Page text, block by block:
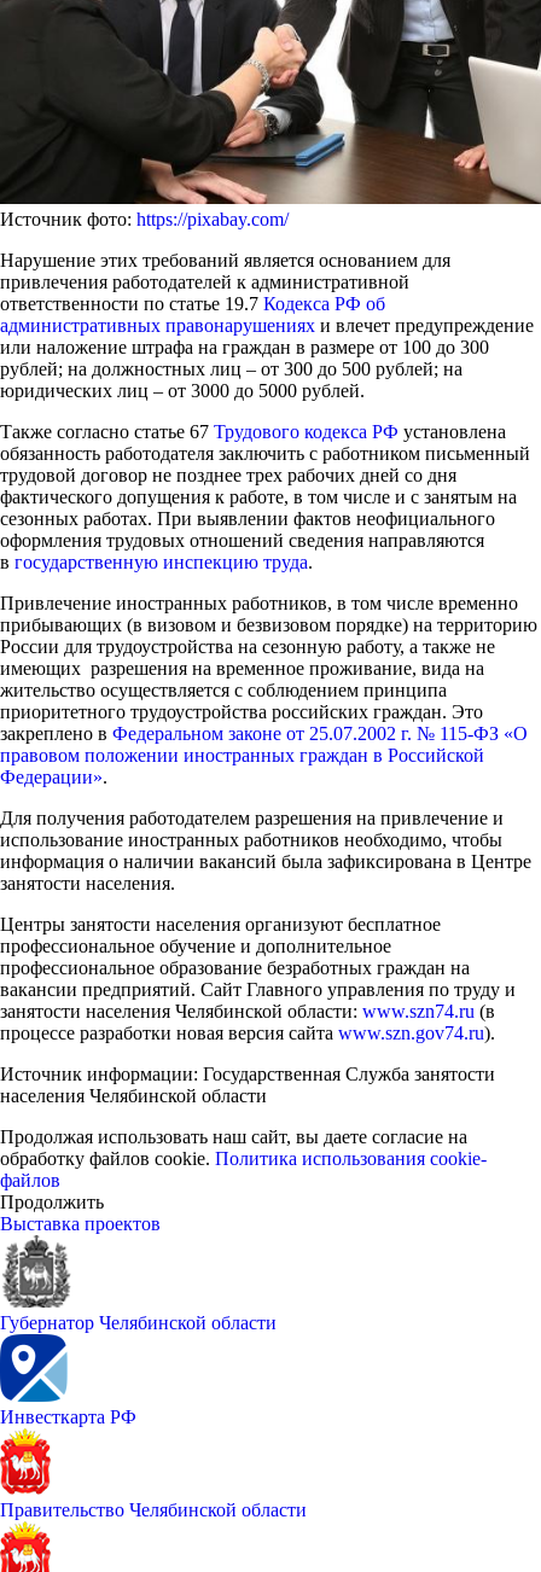
Источник фото: https://pixabay.com/
Нарушение этих требований является основанием для
привлечения работодателей к административной
ответственности по статье 19.7 Кодекса РФ об
административных правонарушениях и влечет предупреждение
или наложение штрафа на граждан в размере от 100 до 300
рублей; на должностных лиц – от 300 до 500 рублей; на
юридических лиц – от 3000 до 5000 рублей.
Также согласно статье 67 Трудового кодекса РФ установлена
обязанность работодателя заключить с работником письменный
трудовой договор не позднее трех рабочих дней со дня
фактического допущения к работе, в том числе и с занятым на
сезонных работах. При выявлении фактов неофициального
оформления трудовых отношений сведения направляются
в государственную инспекцию труда.
Привлечение иностранных работников, в том числе временно
прибывающих (в визовом и безвизовом порядке) на территорию
России для трудоустройства на сезонную работу, а также не
имеющих разрешения на временное проживание, вида на
жительство осуществляется с соблюдением принципа
приоритетного трудоустройства российских граждан. Это
закреплено в Федеральном законе от 25.07.2002 г. № 115-ФЗ «О
правовом положении иностранных граждан в Российской
Федерации».
Для получения работодателем разрешения на привлечение и
использование иностранных работников необходимо, чтобы
информация о наличии вакансий была зафиксирована в Центре
занятости населения.
Центры занятости населения организуют бесплатное
профессиональное обучение и дополнительное
профессиональное образование безработных граждан на
вакансии предприятий. Сайт Главного управления по труду и
занятости населения Челябинской области: www.szn74.ru (в
процессе разработки новая версия сайта www.szn.gov74.ru).
Источник информации: Государственная Служба занятости
населения Челябинской области
Продолжая использовать наш сайт, вы даете согласие на
обработку файлов cookie. Политика использования cookie-
файлов
Продолжить
Выставка проектов
Губернатор Челябинской области
Инвесткарта РФ
Правительство Челябинской области